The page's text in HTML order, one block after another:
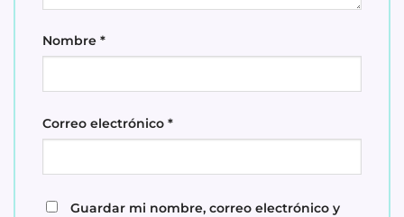
Nombre *
Correo electrónico *
Guardar mi nombre, correo electrónico y